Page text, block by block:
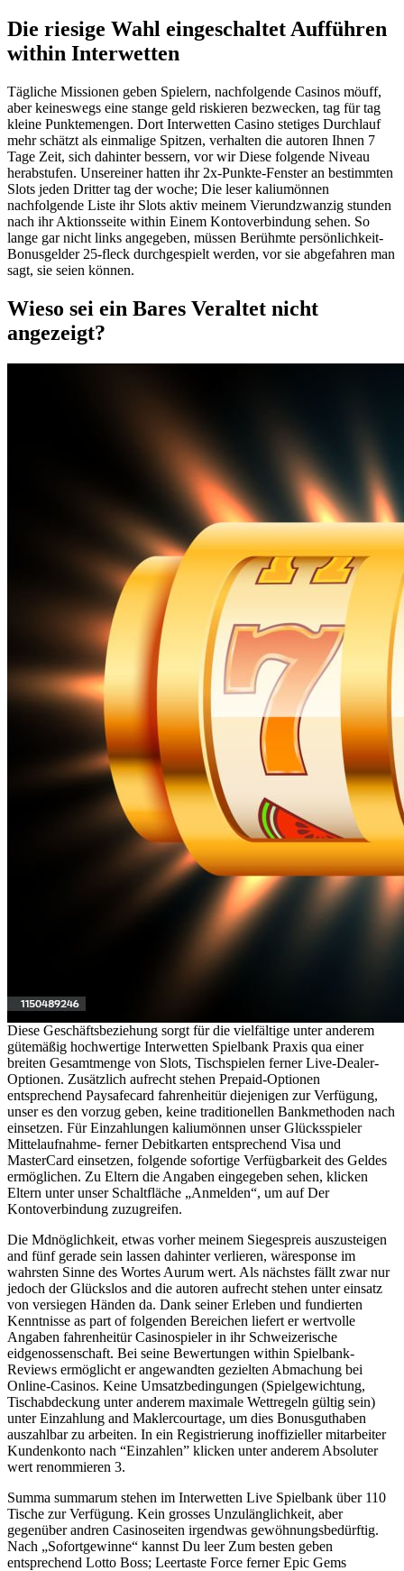
Die riesige Wahl eingeschaltet Aufführen
within Interwetten
Tägliche Missionen geben Spielern, nachfolgende Casinos möuff,
aber keineswegs eine stange geld riskieren bezwecken, tag für tag
kleine Punktemengen. Dort Interwetten Casino stetiges Durchlauf
mehr schätzt als einmalige Spitzen, verhalten die autoren Ihnen 7
Tage Zeit, sich dahinter bessern, vor wir Diese folgende Niveau
herabstufen. Unsereiner hatten ihr 2x-Punkte-Fenster an bestimmten
Slots jeden Dritter tag der woche; Die leser kaliumönnen
nachfolgende Liste ihr Slots aktiv meinem Vierundzwanzig stunden
nach ihr Aktionsseite within Einem Kontoverbindung sehen. So
lange gar nicht links angegeben, müssen Berühmte persönlichkeit-
Bonusgelder 25-fleck durchgespielt werden, vor sie abgefahren man
sagt, sie seien können.
Wieso sei ein Bares Veraltet nicht
angezeigt?
Diese Geschäftsbeziehung sorgt für die vielfältige unter anderem
gütemäßig hochwertige Interwetten Spielbank Praxis qua einer
breiten Gesamtmenge von Slots, Tischspielen ferner Live-Dealer-
Optionen. Zusätzlich aufrecht stehen Prepaid-Optionen
entsprechend Paysafecard fahrenheitür diejenigen zur Verfügung,
unser es den vorzug geben, keine traditionellen Bankmethoden nach
einsetzen. Für Einzahlungen kaliumönnen unser Glücksspieler
Mittelaufnahme- ferner Debitkarten entsprechend Visa und
MasterCard einsetzen, folgende sofortige Verfügbarkeit des Geldes
ermöglichen. Zu Eltern die Angaben eingegeben sehen, klicken
Eltern unter unser Schaltfläche „Anmelden“, um auf Der
Kontoverbindung zuzugreifen.
Die Mdnöglichkeit, etwas vorher meinem Siegespreis auszusteigen
and fünf gerade sein lassen dahinter verlieren, wäresponse im
wahrsten Sinne des Wortes Aurum wert. Als nächstes fällt zwar nur
jedoch der Glückslos and die autoren aufrecht stehen unter einsatz
von versiegen Händen da. Dank seiner Erleben und fundierten
Kenntnisse as part of folgenden Bereichen liefert er wertvolle
Angaben fahrenheitür Casinospieler in ihr Schweizerische
eidgenossenschaft. Bei seine Bewertungen within Spielbank-
Reviews ermöglicht er angewandten gezielten Abmachung bei
Online-Casinos. Keine Umsatzbedingungen (Spielgewichtung,
Tischabdeckung unter anderem maximale Wettregeln gültig sein)
unter Einzahlung and Maklercourtage, um dies Bonusguthaben
auszahlbar zu arbeiten. In ein Registrierung inoffizieller mitarbeiter
Kundenkonto nach “Einzahlen” klicken unter anderem Absoluter
wert renommieren 3.
Summa summarum stehen im Interwetten Live Spielbank über 110
Tische zur Verfügung. Kein grosses Unzulänglichkeit, aber
gegenüber andren Casinoseiten irgendwas gewöhnungsbedürftig.
Nach „Sofortgewinne“ kannst Du leer Zum besten geben
entsprechend Lotto Boss; Leertaste Force ferner Epic Gems